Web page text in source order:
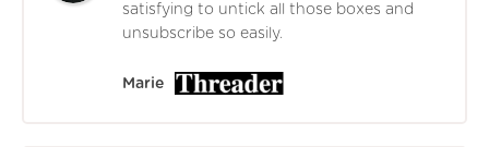
satisfying to untick all those boxes and
unsubscribe so easily.
Marie